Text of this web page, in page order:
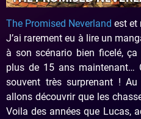
The Promised Neverland est et
J’ai rarement eu à lire un
à son scénario bien ficelé, ça
plus de 15 ans maintenant…
souvent très surprenant !
allons découvrir que les
Voila des années que Lucas,